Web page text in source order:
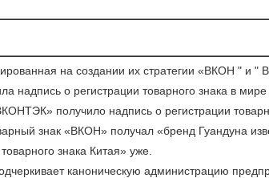
на создании их стратегии «ВКОН " и
надпись о регистрации товарного знака в
получило надпись о регистрации
знак «ВКОН» получал «бренд Гуандуна
знака Китая» уже.
каноническую администрацию